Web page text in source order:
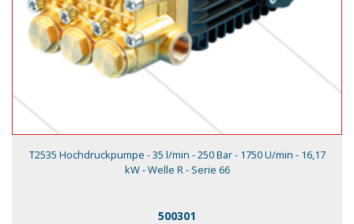
T2535 Hochdruckpumpe - 35 l/min - 250 Bar - 1750 U/min - 16,17
kW - Welle R - Serie 66
500301